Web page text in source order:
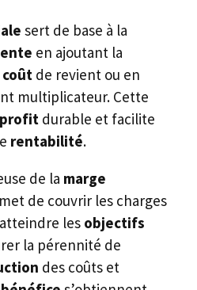
sert de base à la
en ajoutant la
coût de revient ou en
multiplicateur. Cette
profit durable et facilite
rentabilité.
de la marge
de couvrir les charges
les objectifs
la pérennité de
des coûts et